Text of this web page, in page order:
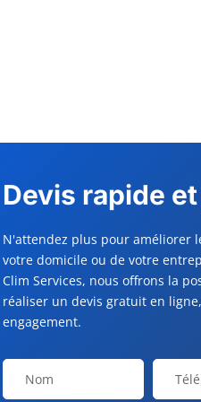
Devis rapide
N'attendez plus pour améliorer
votre domicile ou de votre
Clim Services, nous offrons la
réaliser un devis gratuit en
engagement.